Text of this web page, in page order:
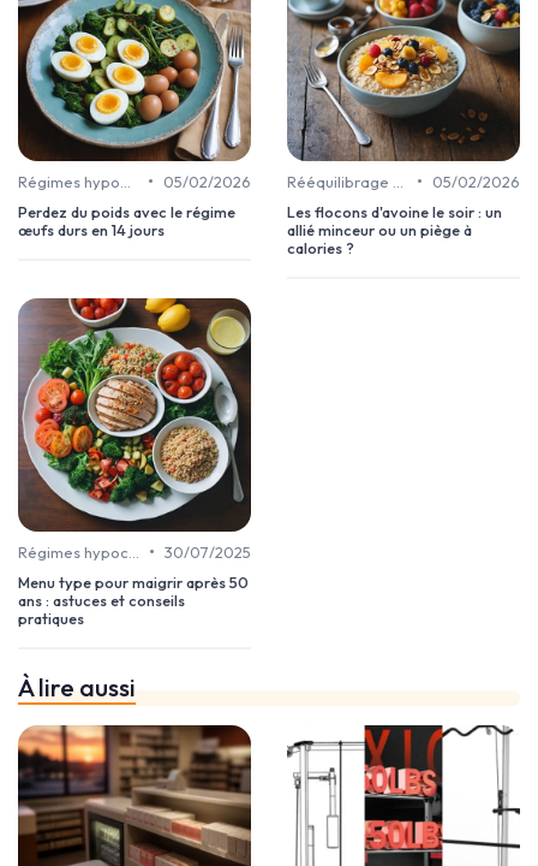
•
05/02/2026
Perdez du poids avec le régime
œufs durs en 14 jours
•
05/02/2026
Les flocons d'avoine le soir : un
allié minceur ou un piège à
calories ?
• 30/07/2025
Menu type pour maigrir après 50
ans : astuces et conseils
pratiques
À lire aussi